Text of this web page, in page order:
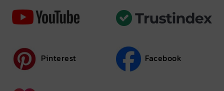
Pinterest Facebook